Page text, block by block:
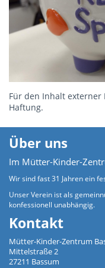
Für den Inhalt
Haftung.
Über uns
Im Mütter-Kinder-
Wir sind fast 31 Jahren ein
Unser Verein ist als
konfessionell unabhängig.
Kontakt
Mütter-Kinder-Zentrum
Mittelstraße 2
27211 Bassum